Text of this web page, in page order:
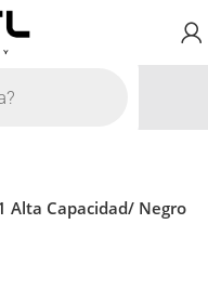
Alta Capacidad/ Negro